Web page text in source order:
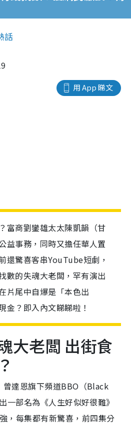
話
用 App 睇文
富商劉鑾雄太太陳凱韻（甘
益事務，同時又擔任華人置
還驚喜客串YouTube短劇，
數的失魂大老闆，罕有演出
片尾中自爆是「本色出
金？即入內文睇睇啦！
大老闆 出街食
達恩旗下頻道BBO（Black
部名為《人生好似好很難》
，每集都有新驚喜，前四集分